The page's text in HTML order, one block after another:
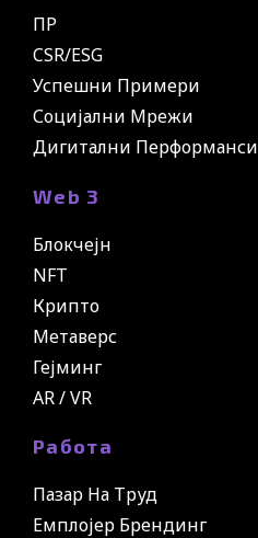
ПР
CSR/ESG
Успешни Примери
Социјални Мрежи
Дигитални Перформанси
Web 3
Блокчејн
NFT
Крипто
Метаверс
Гејминг
AR / VR
Работа
Пазар На Труд
Емплојер Брендинг